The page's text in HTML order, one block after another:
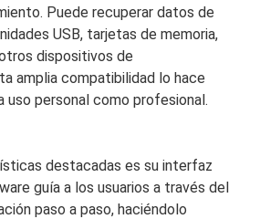
Puede recuperar datos de
USB, tarjetas de memoria,
dispositivos de
amplia compatibilidad lo hace
uso personal como profesional.
destacadas es su interfaz
guía a los usuarios a través del
paso a paso, haciéndolo